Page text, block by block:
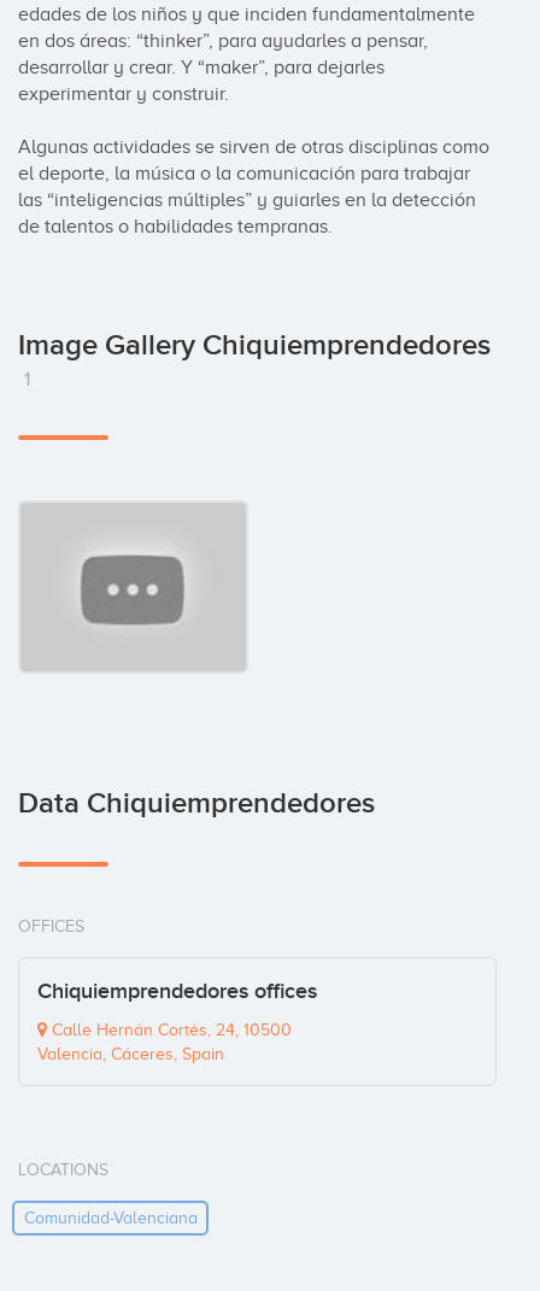
edades de los niños y que inciden fundamentalmente
en dos áreas: “thinker”, para ayudarles a pensar,
desarrollar y crear. Y “maker”, para dejarles
experimentar y construir.
Algunas actividades se sirven de otras disciplinas como
el deporte, la música o la comunicación para trabajar
las “inteligencias múltiples” y guiarles en la detección
de talentos o habilidades tempranas.
Image Gallery Chiquiemprendedores
1
Data Chiquiemprendedores
OFFICES
Chiquiemprendedores offices
Calle Hernán Cortés, 24, 10500
Valencia, Cáceres, Spain
LOCATIONS
Comunidad-Valenciana